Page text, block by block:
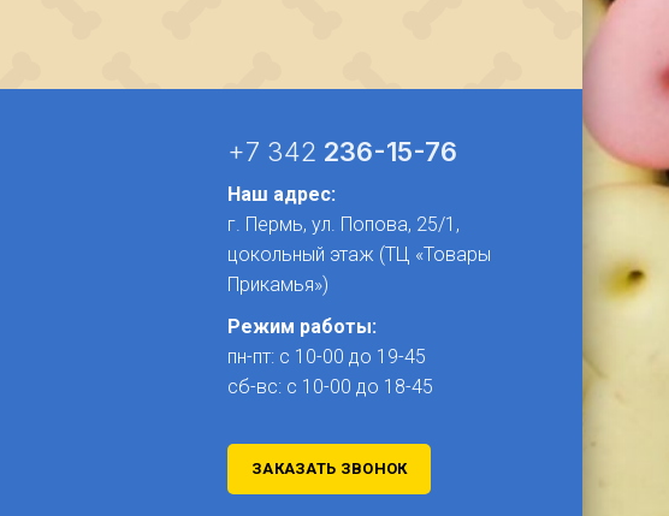
+7 342 236-15-76
Наш адрес:
г. Пермь, ул. Попова, 25/1​,
цокольный этаж (ТЦ «Товары
Прикамья»)
Режим работы:
пн-пт: с 10-00 до 19-45
сб-вс: с 10-00 до 18-45
ЗАКАЗАТЬ ЗВОНОК